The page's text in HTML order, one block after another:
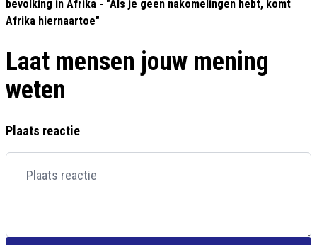
bevolking in Afrika - "Als je geen nakomelingen hebt, komt
Afrika hiernaartoe"
Laat mensen jouw mening
weten
Plaats reactie